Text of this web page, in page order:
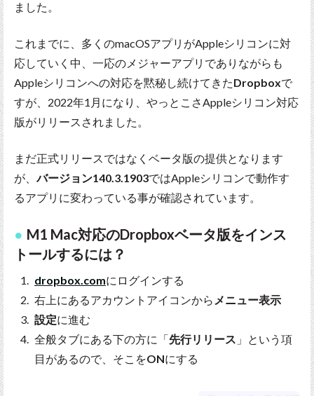
ました。
これまでに、多くのmacOSアプリがAppleシリコンに対
応していく中、一応のメジャーアプリでありながらも
Appleシリコンへの対応を黙秘し続けてきたDropboxで
すが、2022年1月になり、やっとこさAppleシリコン対応
版がリリースされました。
まだ正式リリースではなくベータ版の提供となります
が、 バージョン140.3.1903ではAppleシリコンで動作す
るアプリに変わっている事が確認されています。
M1 Mac対応のDropboxベータ版をインス
トールするには？
dropbox.comにログインする
右上にあるアカウントアイコンから メニュー表示
設定に進む
全般タブにある下の方に「先行リリース 」という項
目があるので、そこをONにする